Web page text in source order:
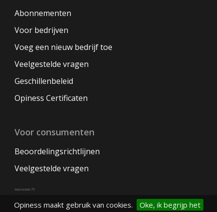
Opiness maakt gebruik van cookies. Oke, ik begrijp het
Abonnementen
Voor bedrijven
Voeg een nieuw bedrijf toe
Veelgestelde vragen
Geschillenbeleid
Opiness Certificaten
Voor consumenten
Beoordelingsrichtlijnen
Veelgestelde vragen
revision 71